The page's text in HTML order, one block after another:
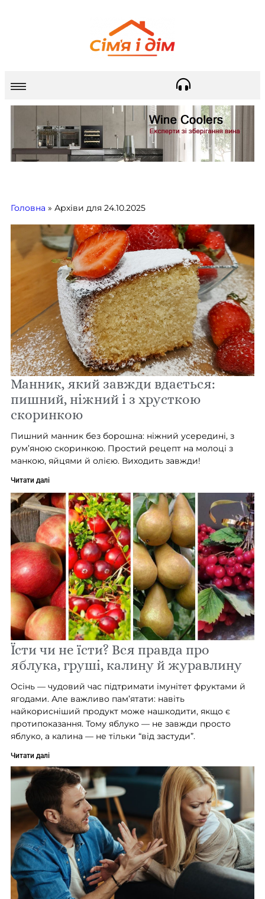
Головна » Архіви для 24.10.2025
Манник, який завжди вдається:
пишний, ніжний і з хрусткою
скоринкою
Пишний манник без борошна: ніжний усередині, з
рум’яною скоринкою. Простий рецепт на молоці з
манкою, яйцями й олією. Виходить завжди!
Читати далі
Їсти чи не їсти? Вся правда про
яблука, груші, калину й журавлину
Осінь — чудовий час підтримати імунітет фруктами й
ягодами. Але важливо пам’ятати: навіть
найкорисніший продукт може нашкодити, якщо є
протипоказання. Тому яблуко — не завжди просто
яблуко, а калина — не тільки “від застуди”.
Читати далі